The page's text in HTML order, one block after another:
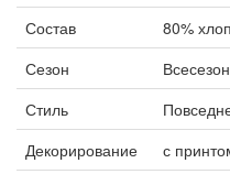
Состав
80%
Сезон
Стиль
Декорирование
с